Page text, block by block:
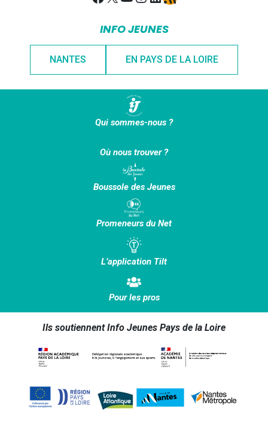
INFO JEUNES
NANTES EN PAYS DE LA LOIRE
Qui sommes-nous ?
Où nous trouver ?
Boussole des Jeunes
Promeneurs du Net
L’application Tilt
Pour les pros
Ils soutiennent Info Jeunes Pays de la Loire